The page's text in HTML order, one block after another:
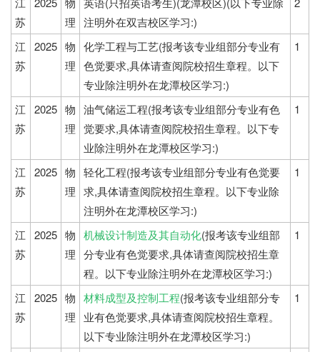
苏
理 注明外在双吉校区学习:)
江
苏
2025 物
理
化学工程与工艺(报考该专业组部分专业有
色觉要求,具体请查阅院校招生章程。以下
专业除注明外在龙潭校区学习:)
1
江
苏
2025 物
理
油气储运工程(报考该专业组部分专业有色
觉要求,具体请查阅院校招生章程。以下专
业除注明外在龙潭校区学习:)
1
江
苏
2025 物
理
轻化工程(报考该专业组部分专业有色觉要
求,具体请查阅院校招生章程。以下专业除
注明外在龙潭校区学习:)
1
江
苏
2025 物
理
机械设计制造及其自动化(报考该专业组部
分专业有色觉要求,具体请查阅院校招生章
程。以下专业除注明外在龙潭校区学习:)
1
江
苏
2025 物
理
材料成型及控制工程(报考该专业组部分专
业有色觉要求,具体请查阅院校招生章程。
以下专业除注明外在龙潭校区学习:)
1